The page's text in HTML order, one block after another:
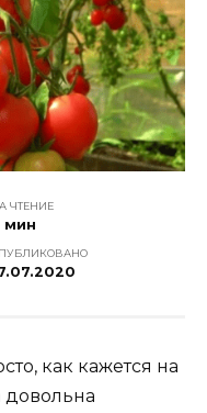
ЧТЕНИЕ
мин
как кажется на
довольна